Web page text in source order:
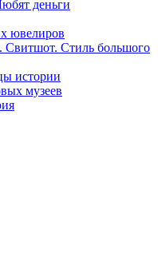
деньги
ювелиров
Стиль большого
истории
музеев